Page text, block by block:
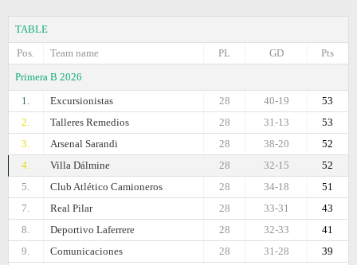
TABLE
Pos.
Team name Pts
GD
PL
Primera B 2026
1.
Excursionistas 53
40-19
28
2.
Talleres Remedios 53
31-13
28
3.
Arsenal Sarandi 52
38-20
28
4.
Villa Dálmine 52
32-15
28
5.
Club Atlético Camioneros 51
34-18
28
7.
Real Pilar 43
33-31
28
8.
Deportivo Laferrere 41
32-33
28
9.
Comunicaciones 39
31-28
28